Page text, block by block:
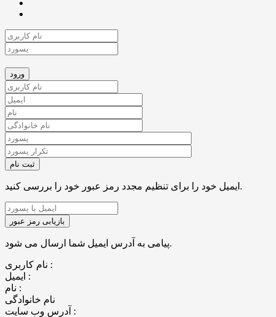
ایمیل خود را برای تنظیم مجدد رمز عبور خود را بررسی کنید.
پیامی به آدرس ایمیل شما ارسال می شود.
نام کاربری :
ایمیل :
نام :
نام خانوادگی
آدرس وب سایت :